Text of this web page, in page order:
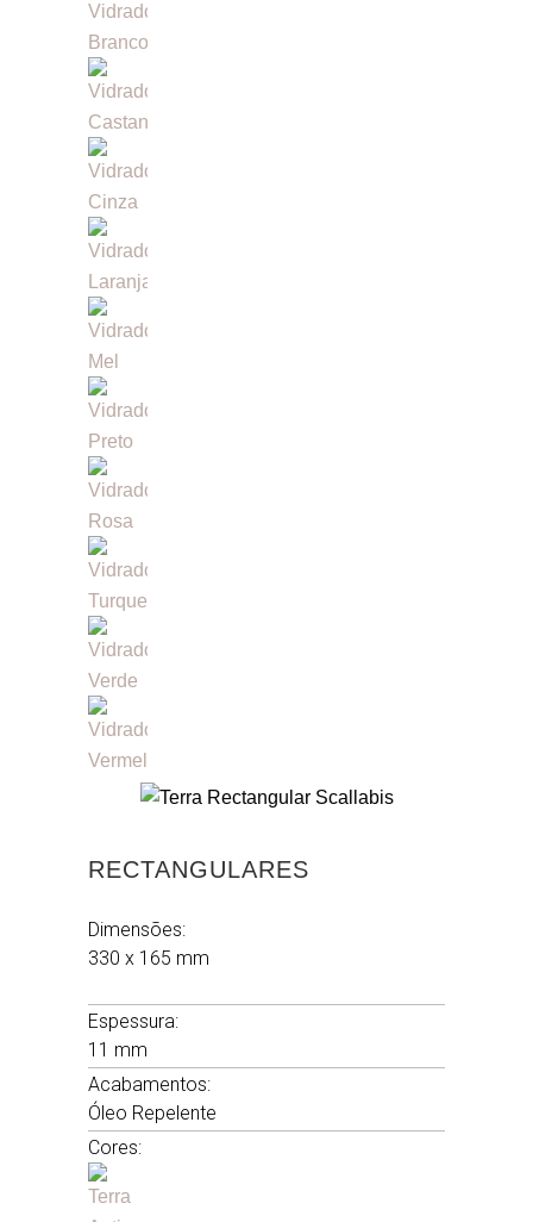
RECTANGULARES
Dimensões:
330 x 165 mm
Espessura:
11 mm
Acabamentos:
Óleo Repelente
Cores: